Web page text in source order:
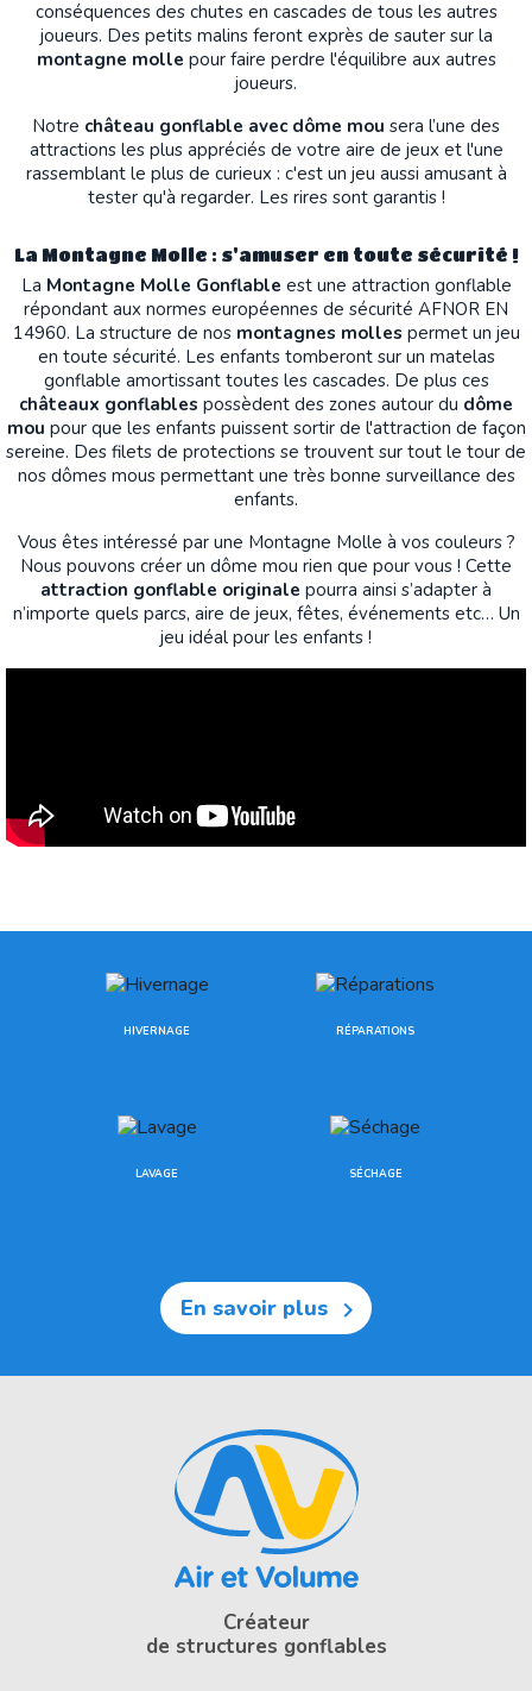
conséquences des chutes en cascades de tous les autres
joueurs. Des petits malins feront exprès de sauter sur la
montagne molle pour faire perdre l'équilibre aux autres
joueurs.
Notre château gonflable avec dôme mou sera l’une des
attractions les plus appréciés de votre aire de jeux et l'une
rassemblant le plus de curieux : c'est un jeu aussi amusant à
tester qu'à regarder. Les rires sont garantis !
La Montagne Molle : s'amuser en toute sécurité !
La Montagne Molle Gonflable est une attraction gonflable
répondant aux normes européennes de sécurité AFNOR EN
14960. La structure de nos montagnes molles permet un jeu
en toute sécurité. Les enfants tomberont sur un matelas
gonflable amortissant toutes les cascades. De plus ces
châteaux gonflables possèdent des zones autour du dôme
mou pour que les enfants puissent sortir de l'attraction de façon
sereine. Des filets de protections se trouvent sur tout le tour de
nos dômes mous permettant une très bonne surveillance des
enfants.
Vous êtes intéressé par une Montagne Molle à vos couleurs ?
Nous pouvons créer un dôme mou rien que pour vous ! Cette
attraction gonflable originale pourra ainsi s’adapter à
n’importe quels parcs, aire de jeux, fêtes, événements etc… Un
jeu idéal pour les enfants !
HIVERNAGE RÉPARATIONS
LAVAGE SÉCHAGE
En savoir plus 
Créateur
de structures gonflables